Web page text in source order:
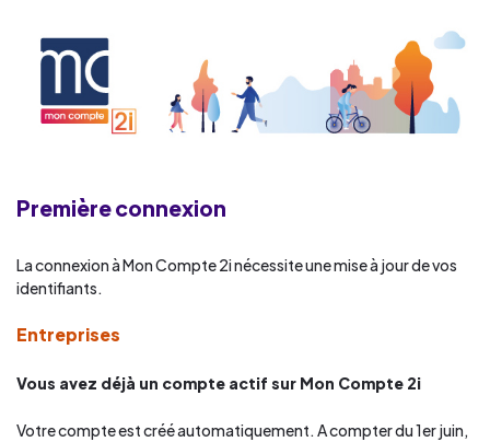
Première connexion
La connexion à Mon Compte 2i nécessite une mise à jour de vos
identifiants.
Entreprises
Vous avez déjà un compte actif sur Mon Compte 2i
Votre compte est créé automatiquement. A compter du 1er juin,